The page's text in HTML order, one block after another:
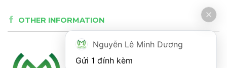
OTHER INFORMATION
Nguyễn Lê Minh Dương
Gửi 1 đính kèm